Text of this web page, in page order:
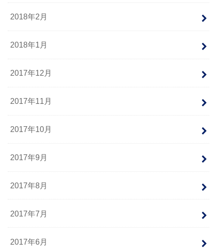
2018年2月
2018年1月
2017年12月
2017年11月
2017年10月
2017年9月
2017年8月
2017年7月
2017年6月